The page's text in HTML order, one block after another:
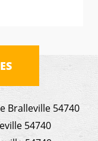
Bralleville 54740
54740